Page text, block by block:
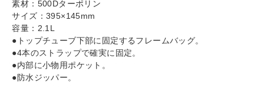
素材：500Dターポリン
サイズ：395×145mm
容量：2.1L
●トップチューブ下部に固定するフレームバッグ。
●4本のストラップで確実に固定。
●内部に小物用ポケット。
●防水ジッパー。